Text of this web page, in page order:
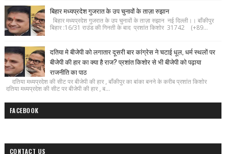
बिहार मध्यप्रदेश गुजरात के उप चुनावों के ताज़ा रुझान
बिहार मध्यप्रदेश गुजरात के उप चुनावों के ताज़ा रुझान नई दिल्ली।। बाँकीपुर
बिहार :16/31 राउंड की गिनती के बाद प्रशांत किशोर 31742 (+89...
दतिया मे बीजेपी को लगातार दूसरी बार कांग्रेस ने चटाई धूल, धर्म स्थलों पर
बीजेपी की हार का क्या है राज? प्रशांत किशोर से भी बीजेपी को पढ़ाया
राजनीति का पाठ
दतिया मध्यप्रदेश की सीट पर बीजेपी की हार , बाँकीपुर का बांका बनने के करीब प्रशांत किशोर
दतिया मध्यप्रदेश की सीट पर बीजेपी की हार , ब...
FACEBOOK
CONTACT US